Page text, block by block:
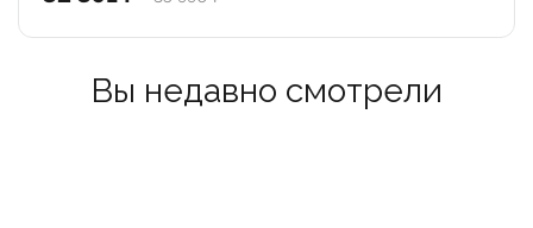
ощущения удушья, позволяя вам сосредоточиться на
плавании.
Технические особенности:
Вы недавно смотрели